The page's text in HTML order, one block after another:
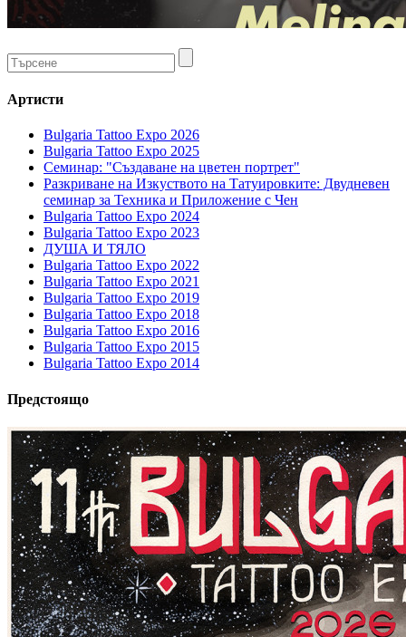
Артисти
Bulgaria Tattoo Expo 2026
Bulgaria Tattoo Expo 2025
Семинар: "Създаване на цветен портрет"
Разкриване на Изкуството на Татуировките: Двудневен
семинар за Техника и Приложение с Чен
Bulgaria Tattoo Expo 2024
Bulgaria Tattoo Expo 2023
ДУША И ТЯЛО
Bulgaria Tattoo Expo 2022
Bulgaria Tattoo Expo 2021
Bulgaria Tattoo Expo 2019
Bulgaria Tattoo Expo 2018
Bulgaria Tattoo Expo 2016
Bulgaria Tattoo Expo 2015
Bulgaria Tattoo Expo 2014
Предстоящо